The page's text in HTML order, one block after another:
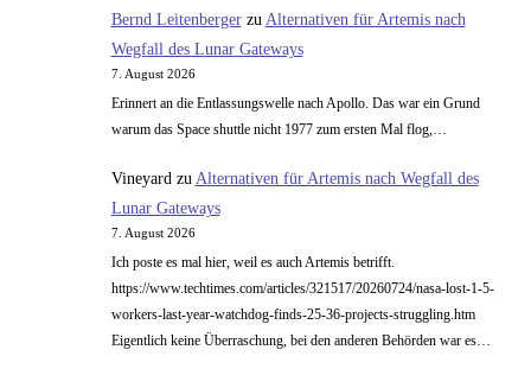
Bernd Leitenbergerzu Alternativen für Artemis nach
Wegfall des Lunar Gateways
7. August 2026
Erinnert an die Entlassungswelle nach Apollo. Das war ein Grund
warum das Space shuttle nicht 1977 zum ersten Mal flog,…
Vineyard zu Alternativen für Artemis nach Wegfall des
Lunar Gateways
7. August 2026
Ich poste es mal hier, weil es auch Artemis betrifft.
https://www.techtimes.com/articles/321517/20260724/nasa-lost-1-5-
workers-last-year-watchdog-finds-25-36-projects-struggling.htm
Eigentlich keine Überraschung, bei den anderen Behörden war es…